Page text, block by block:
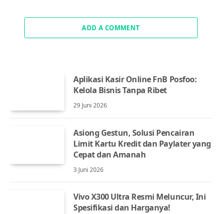
ADD A COMMENT
Aplikasi Kasir Online FnB Posfoo:
Kelola Bisnis Tanpa Ribet
29 Juni 2026
Asiong Gestun, Solusi Pencairan
Limit Kartu Kredit dan Paylater yang
Cepat dan Amanah
3 Juni 2026
Vivo X300 Ultra Resmi Meluncur, Ini
Spesifikasi dan Harganya!